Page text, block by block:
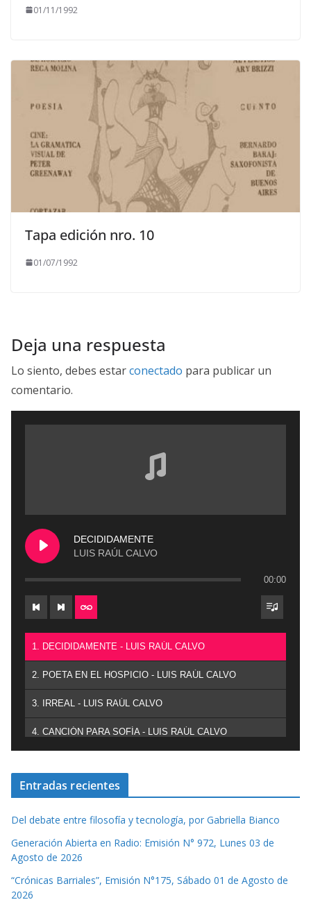
01/11/1992
Tapa edición nro. 10
01/07/1992
Deja una respuesta
Lo siento, debes estarconectado para publicar un
comentario.
DECIDIDAMENTE
LUIS RAÚL CALVO
00:00
1. DECIDIDAMENTE - LUIS RAÚL CALVO
2. POETA EN EL HOSPICIO - LUIS RAÚL CALVO
3. IRREAL - LUIS RAÚL CALVO
4. CANCIÓN PARA SOFÍA - LUIS RAÚL CALVO
Entradas recientes
Del debate entre filosofía y tecnología, por Gabriella Bianco
Generación Abierta en Radio: Emisión N° 972, Lunes 03 de
Agosto de 2026
“Crónicas Barriales”, Emisión N°175, Sábado 01 de Agosto de
2026